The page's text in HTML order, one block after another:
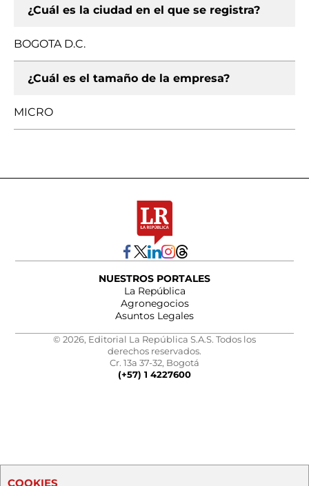
¿Cuál es la ciudad en el que se registra?
BOGOTA D.C.
¿Cuál es el tamaño de la empresa?
MICRO
NUESTROS PORTALES
La República
Agronegocios
Asuntos Legales
© 2026, Editorial La República S.A.S. Todos los
derechos reservados.
Cr. 13a 37-32, Bogotá
(+57) 1 4227600
COOKIES